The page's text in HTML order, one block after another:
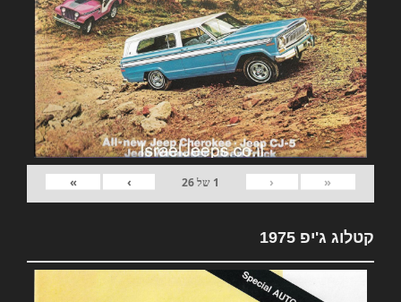
«
‹
1 של26
›
»
קטלוג ג'יפ 1975